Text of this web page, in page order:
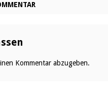
Kommentar abzugeben.